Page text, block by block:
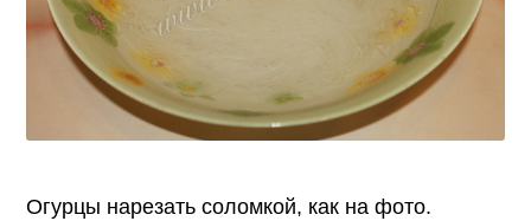
Огурцы нарезать соломкой, как на фото.